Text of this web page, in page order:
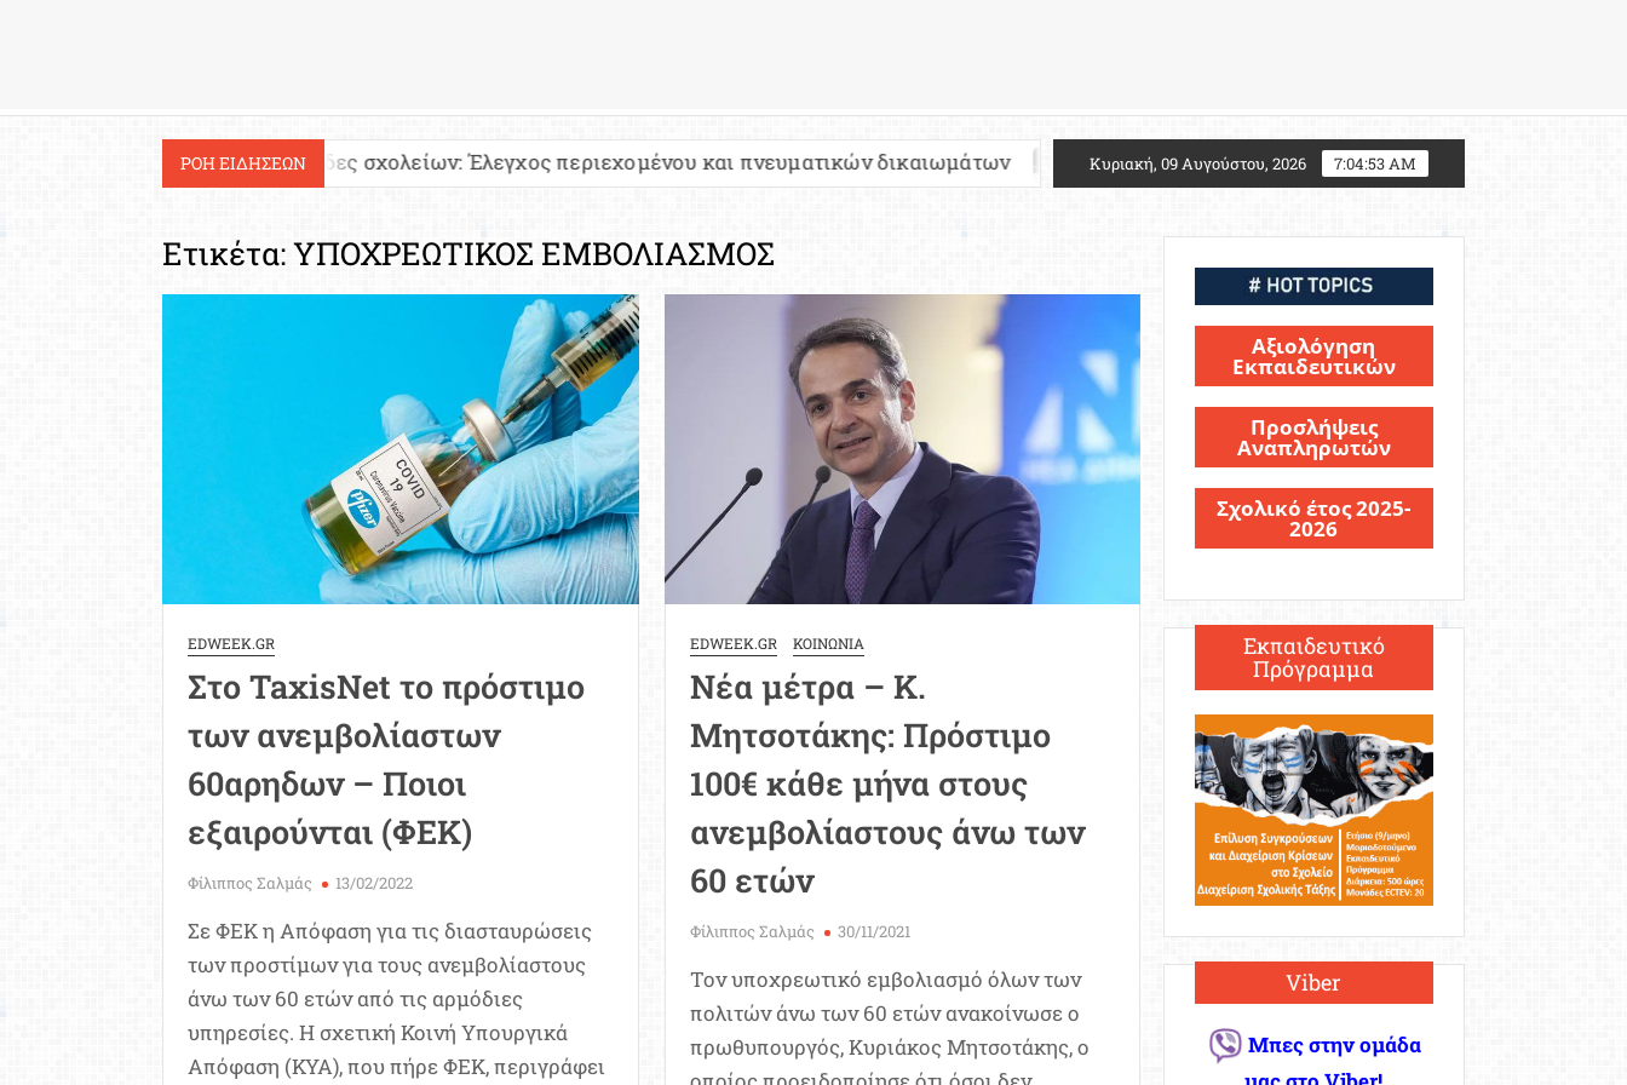
ΡΟΗ ΕΙΔΗΣΕΩΝ
Ιστοσελίδες σχολείων: Έλεγχος περιεχομένου και πνευματικών δικαιωμάτων Πανελλήνιες 2027: Τι αλλάζει για τους υποψηφίους Στρατιωτικών
Κυριακή, 09 Αυγούστου, 2026 7:04:55 AM
Ετικέτα:ΥΠΟΧΡΕΩΤΙΚΟΣ ΕΜΒΟΛΙΑΣΜΟΣ
EDWEEK.GR
Στο TaxisNet το πρόστιμο
των ανεμβολίαστων
60αρηδων – Ποιοι
εξαιρούνται (ΦΕΚ)
Φίλιππος Σαλμάς 13/02/2022
Σε ΦΕΚ η Απόφαση για τις διασταυρώσεις
των προστίμων για τους ανεμβολίαστους
άνω των 60 ετών από τις αρμόδιες
υπηρεσίες. Η σχετική Κοινή Υπουργικά
Απόφαση (ΚΥΑ), που πήρε ΦΕΚ, περιγράφει
EDWEEK.GR ΚΟΙΝΩΝΙΑ
Νέα μέτρα – Κ.
Μητσοτάκης: Πρόστιμο
100€ κάθε μήνα στους
ανεμβολίαστους άνω των
60 ετών
Φίλιππος Σαλμάς 30/11/2021
Τον υποχρεωτικό εμβολιασμό όλων των
πολιτών άνω των 60 ετών ανακοίνωσε ο
πρωθυπουργός, Κυριάκος Μητσοτάκης, ο
Αξιολόγηση
Εκπαιδευτικών
Προσλήψεις
Αναπληρωτών
Σχολικό έτος 2025-
2026
Εκπαιδευτικό
Πρόγραμμα
Viber
Μπες στην ομάδα